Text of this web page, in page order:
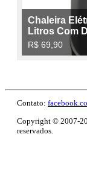
Contato:
Copyright © 2007-
reservados.